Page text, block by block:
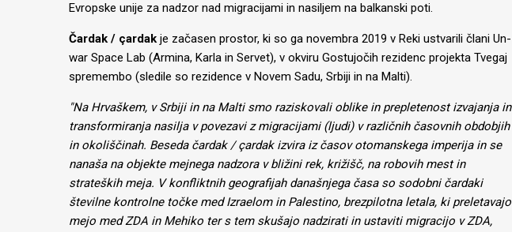
Evropske unije za nadzor nad migracijami in nasiljem na balkanski poti.
Čardak / çardak je začasen prostor, ki so ga novembra 2019 v Reki ustvarili člani Un-
war Space Lab (Armina, Karla in Servet), v okviru Gostujočih rezidenc projekta Tvegaj
spremembo (sledile so rezidence v Novem Sadu, Srbiji in na Malti).
"Na Hrvaškem, v Srbiji in na Malti smo raziskovali oblike in prepletenost izvajanja in
transformiranja nasilja v povezavi z migracijami (ljudi) v različnih časovnih obdobjih
in okoliščinah. Beseda čardak / çardak izvira iz časov otomanskega imperija in se
nanaša na objekte mejnega nadzora v bližini rek, križišč, na robovih mest in
strateških meja. V konfliktnih geografijah današnjega časa so sodobni čardaki
številne kontrolne točke med Izraelom in Palestino, brezpilotna letala, ki preletavajo
mejo med ZDA in Mehiko ter s tem skušajo nadzirati in ustaviti migracijo v ZDA,